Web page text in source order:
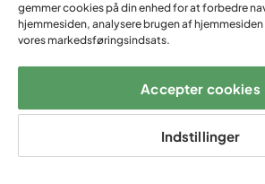
Hjælp & kontakt
gemmer cookies på din enhed for at forbedre
hjemmesiden, analysere brugen af
vores markedsføringsindsats.
Accepter cookies
Indstillinger